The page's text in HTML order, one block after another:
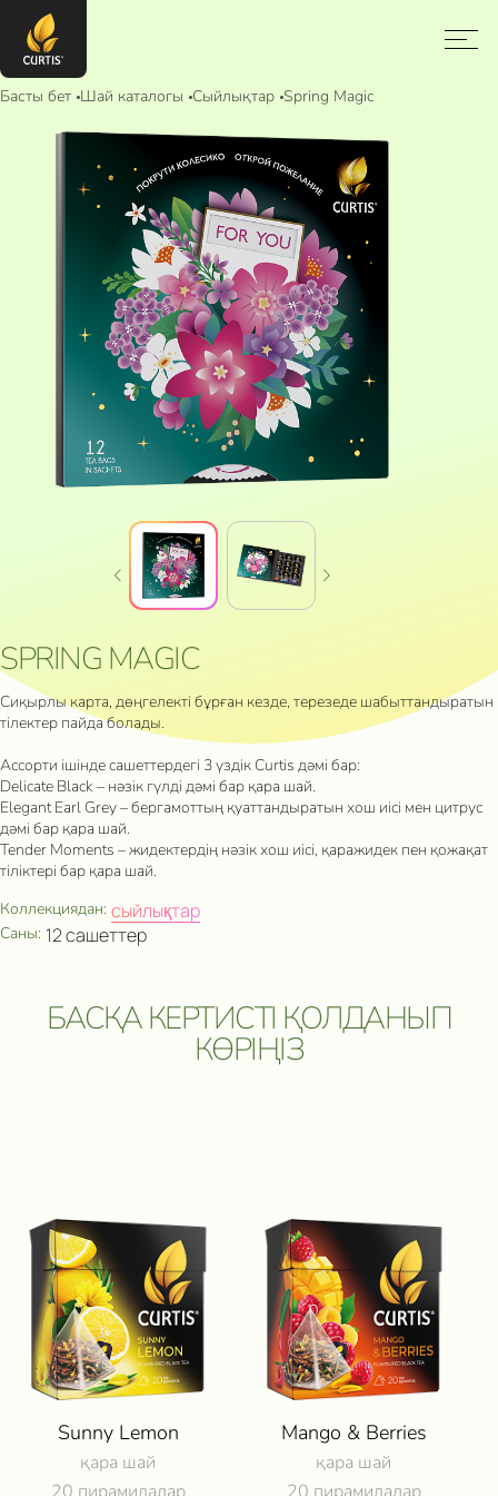
Басты бет Шай каталогы Сыйлықтар Spring Magic
SPRING MAGIC
Сиқырлы карта, дөңгелекті бұрған кезде, терезеде шабыттандыратын
тілектер пайда болады.
Ассорти ішінде сашеттердегі 3 үздік Curtis дәмі бар:
Delicate Black – нәзік гүлді дәмі бар қара шай.
Elegant Earl Grey – бергамоттың қуаттандыратын хош иісі мен цитрус
дәмі бар қара шай.
Tender Moments – жидектердің нәзік хош иісі, қаражидек пен қожақат
тіліктері бар қара шай.
Коллекциядан: сыйлықтар
Саны: 12 сашеттер
БАСҚА КЕРТИСТІ ҚОЛДАНЫП
КӨРІҢІЗ
Sunny Lemon
қара шай
Mango & Berries
қара шай
ПОЛУЧИ ВОЗМОЖНОСТЬ
ПУТЕШЕСТВИЕ
И ДРУГИЕ ЦЕННЫЕ